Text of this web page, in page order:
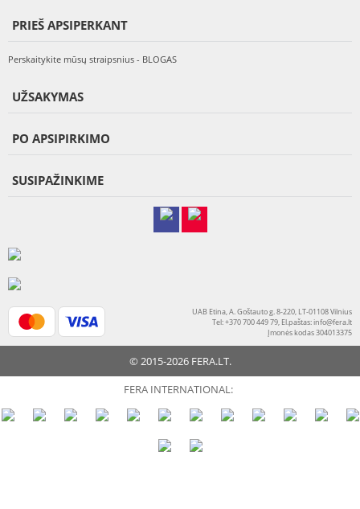
PRIEŠ APSIPERKANT
Perskaitykite mūsų straipsnius - BLOGAS
UŽSAKYMAS
PO APSIPIRKIMO
SUSIPAŽINKIME
UAB Etina, A. Goštauto g. 8-220, LT-01108 Vilnius
Tel: +370 700 449 79, El.paštas:info@fera.lt
Įmonės kodas 304013375
© 2015-2026 FERA.LT.
FERA INTERNATIONAL: